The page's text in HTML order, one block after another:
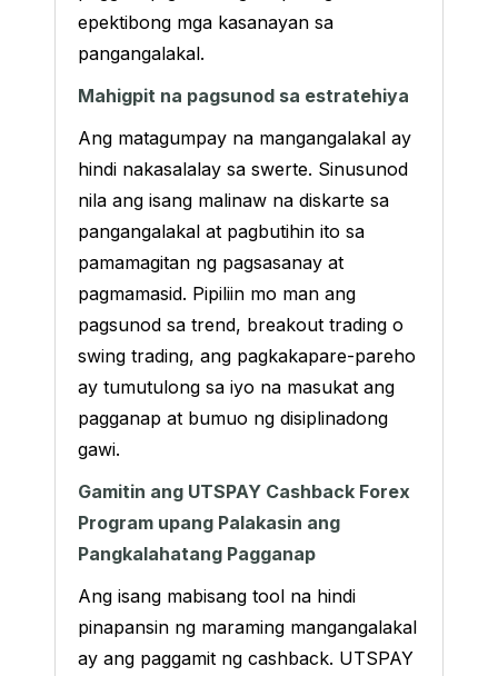
epektibong mga kasanayan sa
pangangalakal.
Mahigpit na pagsunod sa estratehiya
Ang matagumpay na mangangalakal ay
hindi nakasalalay sa swerte. Sinusunod
nila ang isang malinaw na diskarte sa
pangangalakal at pagbutihin ito sa
pamamagitan ng pagsasanay at
pagmamasid. Pipiliin mo man ang
pagsunod sa trend, breakout trading o
swing trading, ang pagkakapare-pareho
ay tumutulong sa iyo na masukat ang
pagganap at bumuo ng disiplinadong
gawi.
Gamitin ang UTSPAY Cashback Forex
Program upang Palakasin ang
Pangkalahatang Pagganap
Ang isang mabisang tool na hindi
pinapansin ng maraming mangangalakal
ay ang paggamit ng cashback. UTSPAY